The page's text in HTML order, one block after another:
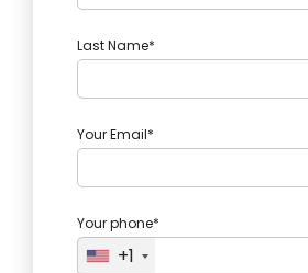
Last Name*
Your Email*
Your phone*
+1